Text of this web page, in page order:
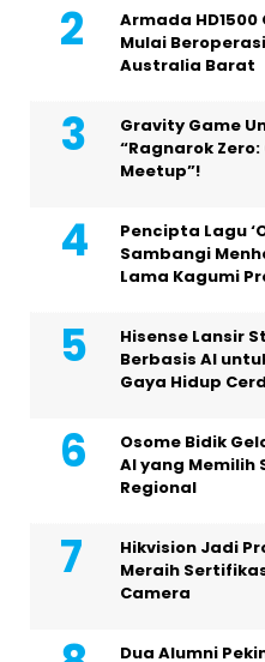
Armada
Mulai
Australia Barat
Gravity Game
“Ragnarok
Meetup”!
Pencipta Lagu
Sambangi
Lama Kagumi
Hisense Lansir
Berbasis AI
Gaya Hidup
Osome Bidik
AI yang Memilih
Regional
Hikvision Jadi
Meraih
Camera
Dua Alumni